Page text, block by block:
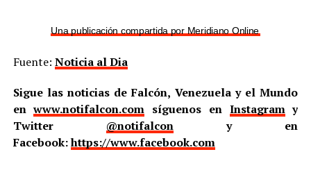
Una publicación compartida por Meridiano Online
Fuente: Noticia al Dia
Sigue las noticias de Falcón, Venezuela y el Mundo
enwww.notifalcon.com síguenos en Instagramy
Twitter @notifalcony en
Facebook:https://www.facebook.com